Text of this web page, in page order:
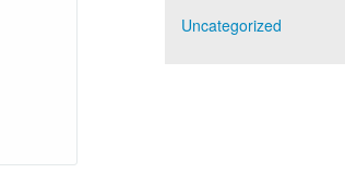
Uncategorized